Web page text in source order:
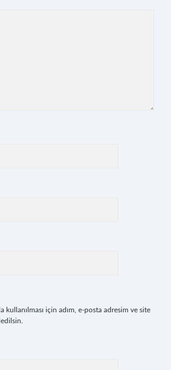
kullanılması için adım, e-posta adresim ve site